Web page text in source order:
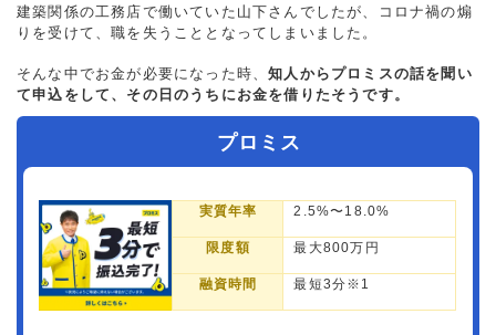
建築関係の工務店で働いていた山下さんでしたが、コロナ禍の煽
りを受けて、職を失うこととなってしまいました。
そんな中でお金が必要になった時、知人からプロミスの話を聞い
て申込をして、その日のうちにお金を借りたそうです。
プロミス
実質年率 2.5%〜18.0%
限度額 最大800万円
融資時間 最短3分※1